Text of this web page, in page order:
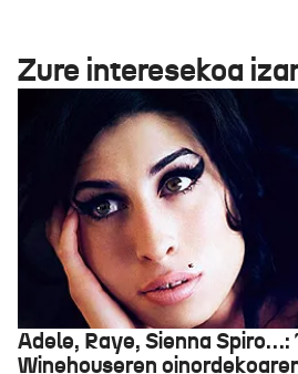
Zure interesekoa
Adele, Raye, Sienna Spiro…:
Winehouseren